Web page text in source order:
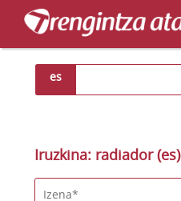
es
Iruzkina: radiador (es)